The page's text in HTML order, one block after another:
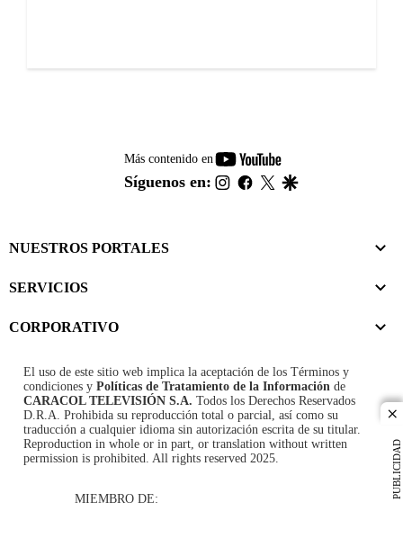
PUBLICIDAD
Más contenido en
youtube-
footer
Síguenos en: instagram
facebook
twitter
NUESTROS PORTALES
SERVICIOS
CORPORATIVO
El uso de este sitio web implica la aceptación de los Términos y
condiciones y Políticas de Tratamiento de la Información de
CARACOL TELEVISIÓN S.A. Todos los Derechos Reservados
D.R.A. Prohibida su reproducción total o parcial, así como su
traducción a cualquier idioma sin autorización escrita de su titular.
Reproduction in whole or in part, or translation without written
permission is prohibited. All rights reserved 2025.
MIEMBRO DE: